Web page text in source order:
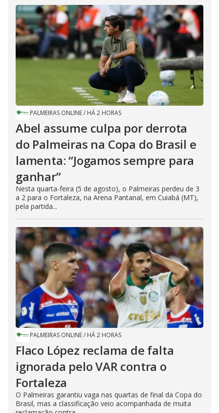
PALMEIRAS ONLINE/ HÁ 2 HORAS
Abel assume culpa por derrota
do Palmeiras na Copa do Brasil e
lamenta: “Jogamos sempre para
ganhar”
Nesta quarta-feira (5 de agosto), o Palmeiras perdeu de 3
a 2 para o Fortaleza, na Arena Pantanal, em Cuiabá (MT),
pela partida...
PALMEIRAS ONLINE/ HÁ 2 HORAS
Flaco López reclama de falta
ignorada pelo VAR contra o
Fortaleza
O Palmeiras garantiu vaga nas quartas de final da Copa do
Brasil, mas a classificação veio acompanhada de muita